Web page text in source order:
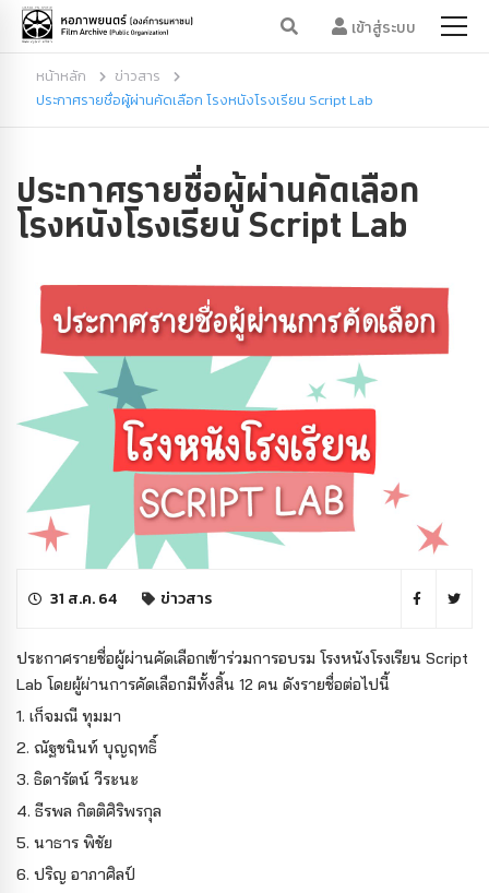
เข้าสู่ระบบ
หน้าหลัก
ข่าวสาร
ประกาศรายชื่อผู้ผ่านคัดเลือก โรงหนังโรงเรียน Script Lab
ประกาศรายชื่อผู้ผ่านคัดเลือก
โรงหนังโรงเรียน Script Lab
31 ส.ค. 64 ข่าวสาร
ประกาศรายชื่อผู้ผ่านคัดเลือกเข้าร่วมการอบรม โรงหนังโรงเรียน Script
Lab โดยผู้ผ่านการคัดเลือกมีทั้งสิ้น 12 คน ดังรายชื่อต่อไปนี้
1. เก็จมณี ทุมมา
2. ณัฐชนินท์ บุญฤทธิ์
3. ธิดารัตน์ วีระนะ
4. ธีรพล กิตติศิริพรกุล
5. นาธาร พิชัย
6. ปริญ อาภาศิลป์